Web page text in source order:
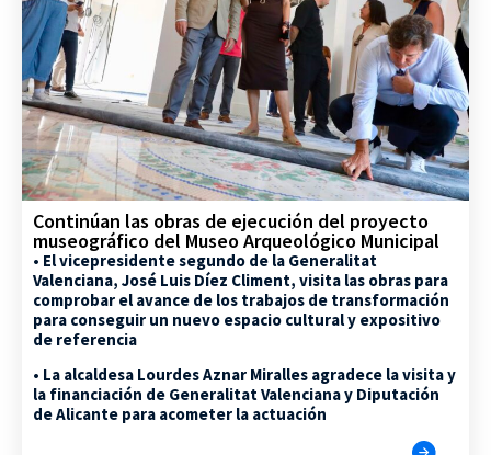
Continúan las obras de ejecución del proyecto
museográfico del Museo Arqueológico Municipal
• El vicepresidente segundo de la Generalitat
Valenciana, José Luis Díez Climent, visita las obras para
comprobar el avance de los trabajos de transformación
para conseguir un nuevo espacio cultural y expositivo
de referencia
• La alcaldesa Lourdes Aznar Miralles agradece la visita y
la financiación de Generalitat Valenciana y Diputación
de Alicante para acometer la actuación